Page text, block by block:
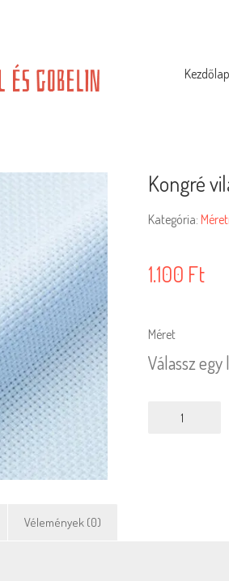
Kezdőlap
Kongré
Kategória:
1.100 Ft
Méret
Válassz
világoskék
Vélemények (0)